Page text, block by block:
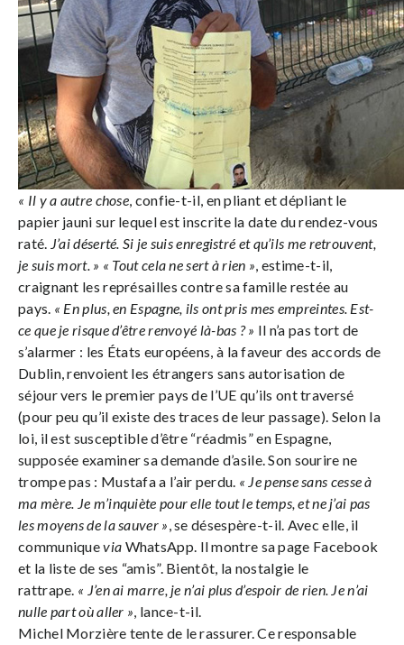
« Il y a autre chose, confie-t-il, en pliant et dépliant le
papier jauni sur lequel est inscrite la date du rendez-vous
raté. J’ai déserté. Si je suis enregistré et qu’ils me retrouvent,
je suis mort. » « Tout cela ne sert à rien », estime-t-il,
craignant les représailles contre sa famille restée au
pays. « En plus, en Espagne, ils ont pris mes empreintes. Est-
ce que je risque d’être renvoyé là-bas ? » Il n’a pas tort de
s’alarmer : les États européens, à la faveur des accords de
Dublin, renvoient les étrangers sans autorisation de
séjour vers le premier pays de l’UE qu’ils ont traversé
(pour peu qu’il existe des traces de leur passage). Selon la
loi, il est susceptible d’être “réadmis” en Espagne,
supposée examiner sa demande d’asile. Son sourire ne
trompe pas : Mustafa a l’air perdu. « Je pense sans cesse à
ma mère. Je m’inquiète pour elle tout le temps, et ne j’ai pas
les moyens de la sauver », se désespère-t-il. Avec elle, il
communiquevia WhatsApp. Il montre sa page Facebook
et la liste de ses “amis”. Bientôt, la nostalgie le
rattrape. « J’en ai marre, je n’ai plus d’espoir de rien. Je n’ai
nulle part où aller », lance-t-il.
Michel Morzière tente de le rassurer. Ce responsable